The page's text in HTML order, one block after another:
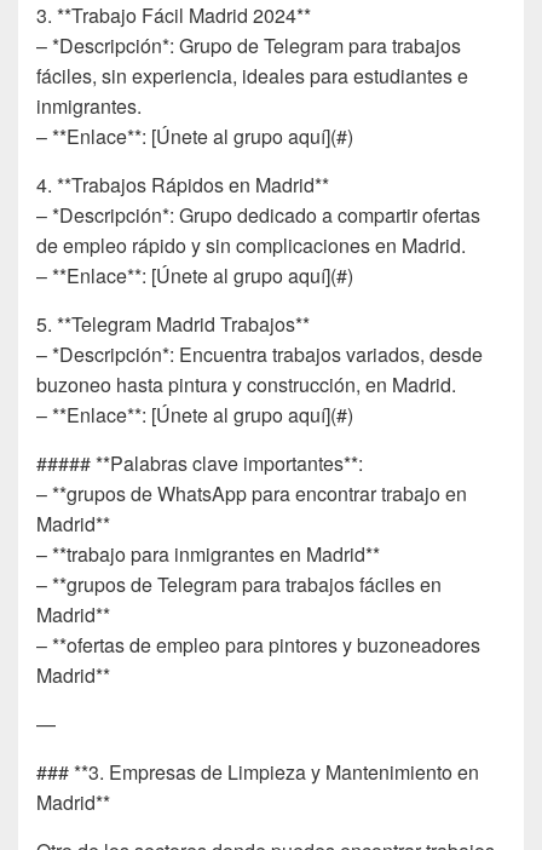
3. **Trabajo Fácil Madrid 2024**
– *Descripción*: Grupo de Telegram para trabajos
fáciles, sin experiencia, ideales para estudiantes e
inmigrantes.
– **Enlace**: [Únete al grupo aquí](#)
4. **Trabajos Rápidos en Madrid**
– *Descripción*: Grupo dedicado a compartir ofertas
de empleo rápido y sin complicaciones en Madrid.
– **Enlace**: [Únete al grupo aquí](#)
5. **Telegram Madrid Trabajos**
– *Descripción*: Encuentra trabajos variados, desde
buzoneo hasta pintura y construcción, en Madrid.
– **Enlace**: [Únete al grupo aquí](#)
##### **Palabras clave importantes**:
– **grupos de WhatsApp para encontrar trabajo en
Madrid**
– **trabajo para inmigrantes en Madrid**
– **grupos de Telegram para trabajos fáciles en
Madrid**
– **ofertas de empleo para pintores y buzoneadores
Madrid**
—
### **3. Empresas de Limpieza y Mantenimiento en
Madrid**